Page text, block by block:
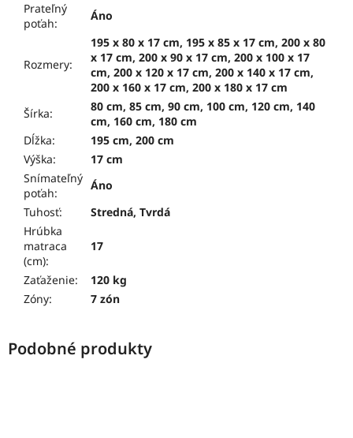
Prateľný
poťah:
Áno
Rozmery:
195 x 80 x 17 cm, 195 x 85 x 17 cm, 200 x 80
x 17 cm, 200 x 90 x 17 cm, 200 x 100 x 17
cm, 200 x 120 x 17 cm, 200 x 140 x 17 cm,
200 x 160 x 17 cm, 200 x 180 x 17 cm
Šírka:
80 cm, 85 cm, 90 cm, 100 cm, 120 cm, 140
cm, 160 cm, 180 cm
Dĺžka:
195 cm, 200 cm
Výška:
17 cm
Snímateľný
poťah:
Áno
Tuhosť:
Stredná, Tvrdá
Hrúbka
matraca
(cm):
17
Zaťaženie:
120 kg
Zóny: 7 zón